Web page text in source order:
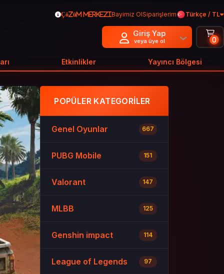
Çözüm MerkeziBayimiz OlSiparişlerim Türkçe / TL
Giriş Yap
veya üye ol 0
Etkinlikler Yayıncı Bölgesi
POPÜLER KATEGORILER
Genel Oyunlar 667
PUBG Mobile 151
Valorant 147
MLBB 125
Genshin impact 114
League of Legends 97